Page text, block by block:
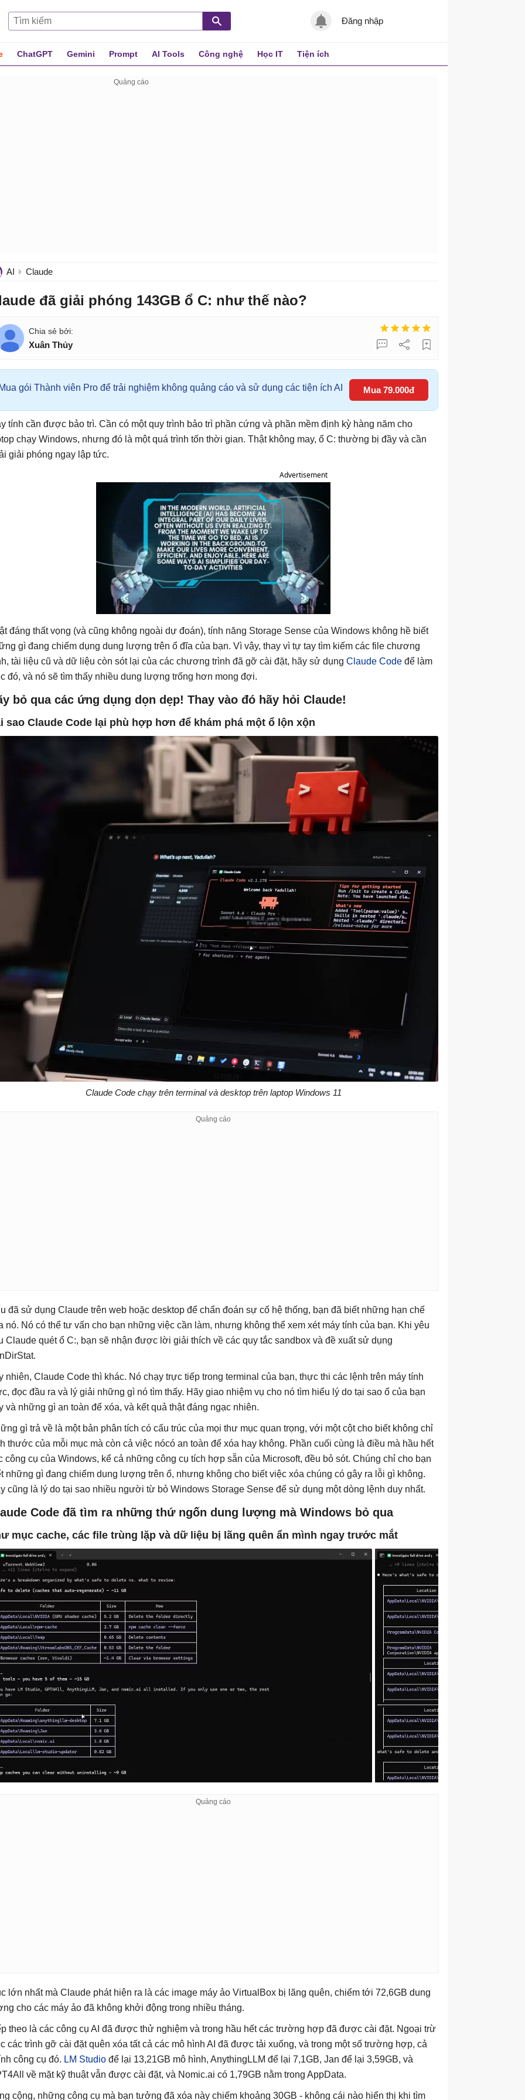
Đăng nhập
ChatGPT Gemini Prompt AI Tools Công nghệ Học IT Tiện ích
AI Claude
đã giải phóng 143GB ổ C: như thế nào?
Xuân Thủy
gói Thành viên Pro để trải nghiệm không quảng cáo và sử dụng các tiện ích AI Mua 79.000đ
tính cần được bảo trì. Cần có một quy trình bảo trì phần cứng và phần mềm định kỳ hàng năm cho
chạy Windows, nhưng đó là một quá trình tốn thời gian. Thật không may, ổ C: thường bị đầy và cần
giải phóng ngay lập tức.
Advertisement
đáng thất vọng (và cũng không ngoài dự đoán), tính năng Storage Sense của Windows không hề biết
gì đang chiếm dụng dung lượng trên ổ đĩa của bạn. Vì vậy, thay vì tự tay tìm kiếm các file chương
tài liệu cũ và dữ liệu còn sót lại của các chương trình đã gỡ cài đặt, hãy sử dụng Claude Code để làm
đó, và nó sẽ tìm thấy nhiều dung lượng trống hơn mong đợi.
bỏ qua các ứng dụng dọn dẹp! Thay vào đó hãy hỏi Claude!
sao Claude Code lại phù hợp hơn để khám phá một ổ lộn xộn
Claude Code chạy trên terminal và desktop trên laptop Windows 11
đã sử dụng Claude trên web hoặc desktop để chẩn đoán sự cố hệ thống, bạn đã biết những hạn chế
nó. Nó có thể tư vấn cho bạn những việc cần làm, nhưng không thể xem xét máy tính của bạn. Khi yêu
Claude quét ổ C:, bạn sẽ nhận được lời giải thích về các quy tắc sandbox và đề xuất sử dụng
nhiên, Claude Code thì khác. Nó chạy trực tiếp trong terminal của bạn, thực thi các lệnh trên máy tính
đọc đầu ra và lý giải những gì nó tìm thấy. Hãy giao nhiệm vụ cho nó tìm hiểu lý do tại sao ổ của bạn
và những gì an toàn để xóa, và kết quả thật đáng ngạc nhiên.
gì trả về là một bản phân tích có cấu trúc của mọi thư mục quan trọng, với một cột cho biết không chỉ
thước của mỗi mục mà còn cả việc nócó an toàn để xóa hay không. Phần cuối cùng là điều mà hầu hết
công cụ của Windows, kể cả những công cụ tích hợp sẵn của Microsoft, đều bỏ sót. Chúng chỉ cho bạn
những gì đang chiếm dung lượng trên ổ, nhưng không cho biết việc xóa chúng có gây ra lỗi gì không.
cũng là lý do tại sao nhiều người từ bỏ Windows Storage Sense để sử dụng một dòng lệnh duy nhất.
Code đã tìm ra những thứ ngốn dung lượng mà Windows bỏ qua
mục cache, các file trùng lặp và dữ liệu bị lãng quên ẩn mình ngay trước mắt
lớn nhất mà Claude phát hiện ra là các image máy ảo VirtualBox bị lãng quên, chiếm tới 72,6GB dung
cho các máy ảo đã không khởi động trong nhiều tháng.
theo là các công cụ AI đã được thử nghiệm và trong hầu hết các trường hợp đã được cài đặt. Ngoại trừ
các trình gỡ cài đặt quên xóa tất cả các mô hình AI đã được tải xuống, và trong một số trường hợp, cả
công cụ đó. LM Studio để lại 13,21GB mô hình, AnythingLLM để lại 7,1GB, Jan để lại 3,59GB, và
về mặt kỹ thuật vẫn được cài đặt, và Nomic.ai có 1,79GB nằm trong AppData.
cộng, những công cụ mà bạn tưởng đã xóa này chiếm khoảng 30GB - không cái nào hiển thị khi tìm